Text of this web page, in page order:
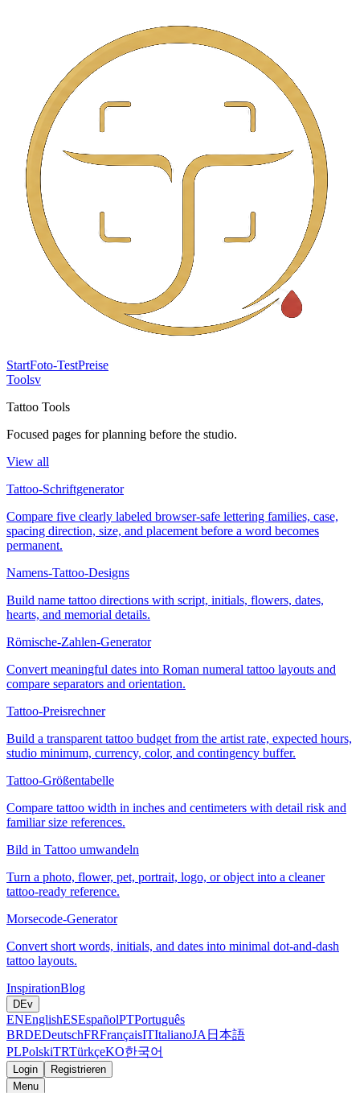
StartFoto-TestPreise
Toolsv
Tattoo Tools
Focused pages for planning before the studio.
View all
Tattoo-Schriftgenerator
Compare five clearly labeled browser-safe lettering families, case,
spacing direction, size, and placement before a word becomes
permanent.
Namens-Tattoo-Designs
Build name tattoo directions with script, initials, flowers, dates,
hearts, and memorial details.
Römische-Zahlen-Generator
Convert meaningful dates into Roman numeral tattoo layouts and
compare separators and orientation.
Tattoo-Preisrechner
Build a transparent tattoo budget from the artist rate, expected hours,
studio minimum, currency, color, and contingency buffer.
Tattoo-Größentabelle
Compare tattoo width in inches and centimeters with detail risk and
familiar size references.
Bild in Tattoo umwandeln
Turn a photo, flower, pet, portrait, logo, or object into a cleaner
tattoo-ready reference.
Morsecode-Generator
Convert short words, initials, and dates into minimal dot-and-dash
tattoo layouts.
InspirationBlog
DEv
ENEnglishESEspañolPTPortuguês
BRDEDeutschFRFrançaisITItalianoJA 日本語
PLPolskiTRTürkçeKO한국어
Login
Registrieren
Menu